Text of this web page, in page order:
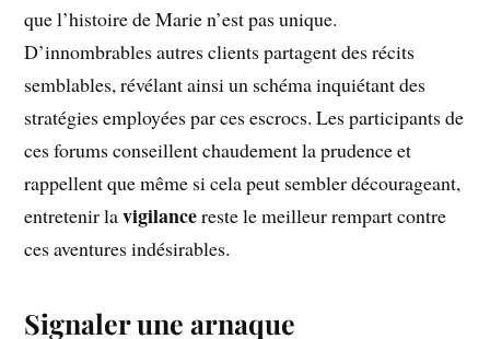
que l’histoire de Marie n’est pas unique.
D’innombrables autres clients partagent des récits
semblables, révélant ainsi un schéma inquiétant des
stratégies employées par ces escrocs. Les participants de
ces forums conseillent chaudement la prudence et
rappellent que même si cela peut sembler décourageant,
entretenir lavigilancereste le meilleur rempart contre
ces aventures indésirables.
Signaler une arnaque